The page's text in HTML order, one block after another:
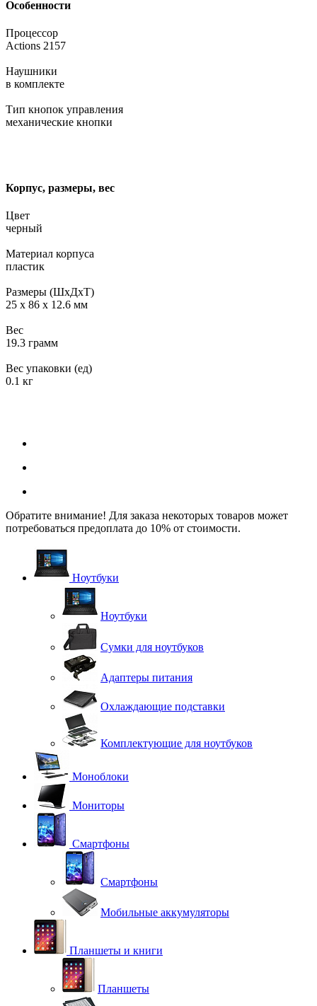
Особенности
Процессор
Actions 2157
Наушники
в комплекте
Тип кнопок управления
механические кнопки
Корпус, размеры, вес
Цвет
черный
Материал корпуса
пластик
Размеры (ШхДхТ)
25 х 86 х 12.6 мм
Вес
19.3 грамм
Вес упаковки (ед)
0.1 кг
Обратите внимание! Для заказа некоторых товаров может
потребоваться предоплата до 10% от стоимости.
Ноутбуки
Ноутбуки
Сумки для ноутбуков
Адаптеры питания
Охлаждающие подставки
Комплектующие для ноутбуков
Моноблоки
Мониторы
Смартфоны
Смартфоны
Мобильные аккумуляторы
Планшеты и книги
Планшеты